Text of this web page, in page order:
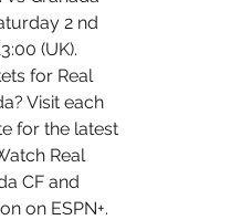
2 nd
(UK).
for Real
Visit each
for the latest
Real
CF and
on ESPN+.